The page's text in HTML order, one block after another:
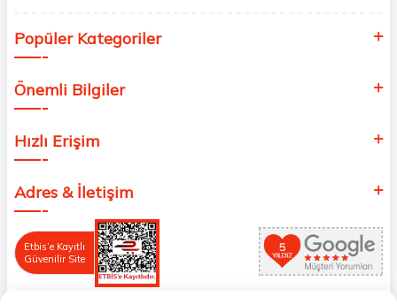
Popüler Kategoriler
Önemli Bilgiler
Hızlı Erişim
Adres & İletişim
Etbis’e Kayıtlı
Güvenilir Site